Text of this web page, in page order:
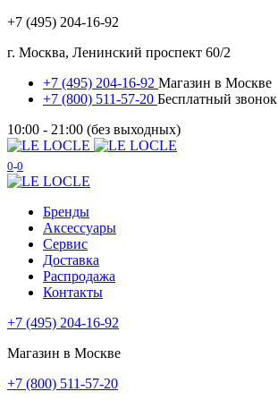
+7 (495) 204-16-92
г. Москва, Ленинский проспект 60/2
+7 (495) 204-16-92 Магазин в Москве
+7 (800) 511-57-20 Бесплатный звонок
10:00 - 21:00 (без выходных)
0 0
Бренды
Аксессуары
Сервис
Доставка
Распродажа
Контакты
+7 (495) 204-16-92
Магазин в Москве
+7 (800) 511-57-20